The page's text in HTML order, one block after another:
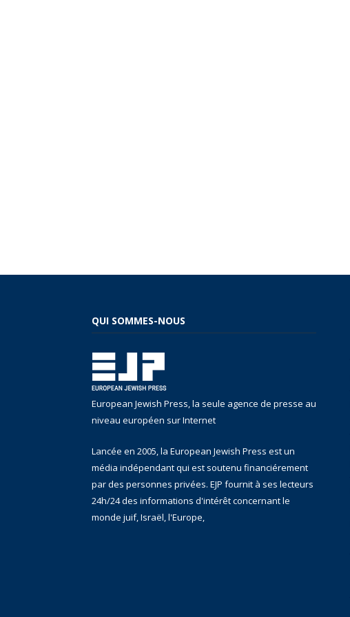
QUI SOMMES-NOUS
European Jewish Press, la seule agence de presse au
niveau européen sur Internet
Lancée en 2005, la European Jewish Press est un
média indépendant qui est soutenu financiérement
par des personnes privées. EJP fournit à ses lecteurs
24h/24 des informations d'intérêt concernant le
monde juif, Israël, l'Europe,